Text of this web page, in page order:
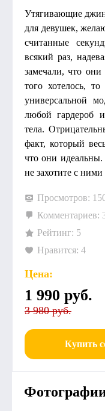
Утягивающие
для девушек,
считанные
всякий раз,
замечали, что
того хотелось,
универсальной
любой гардероб и
тела.
факт, который
что они
не захотите с ними
Просмотров:
Комментариев:
Рейтинг: 5
Нравится: 4
Цена:
1 990 руб.
3 980 руб.
Купить